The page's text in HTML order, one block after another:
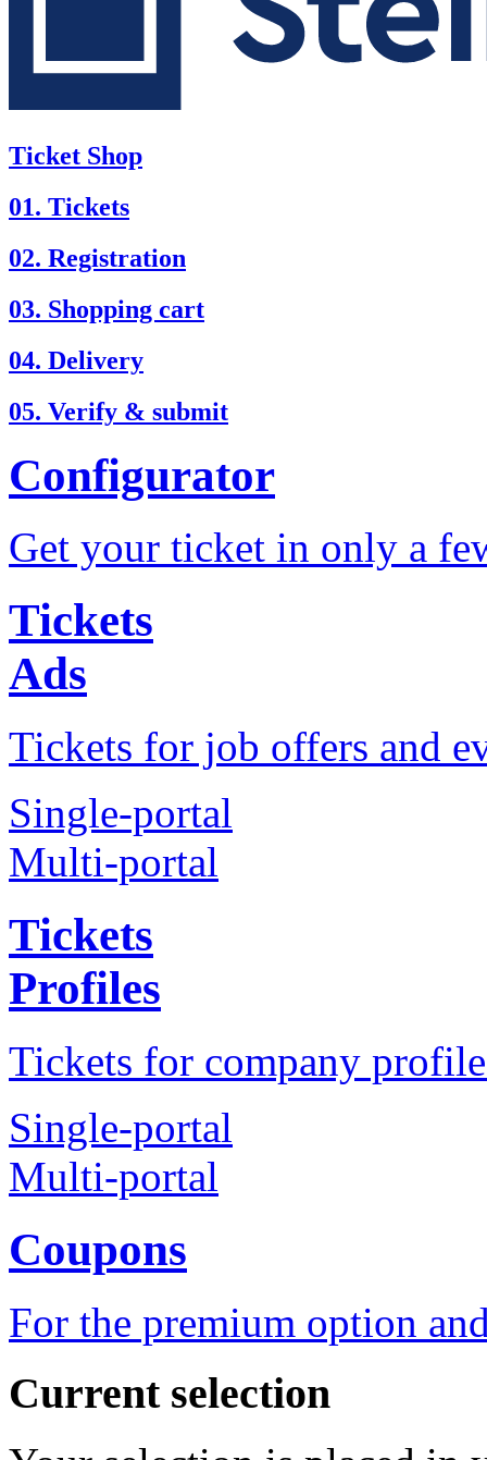
Ticket Shop
01. Tickets
02. Registration
03. Shopping cart
04. Delivery
05. Verify & submit
Configurator
Get your ticket in only a
Tickets
Ads
Tickets for job offers and
Single-portal
Multi-portal
Tickets
Profiles
Tickets for company
Single-portal
Multi-portal
Coupons
For the premium option
Current selection